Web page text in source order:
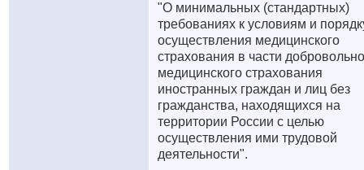
"О минимальных (стандартных)
требованиях к условиям и
осуществления медицинского
страхования в части
медицинского страхования
иностранных граждан и лиц без
гражданства, находящихся на
территории России с целью
осуществления ими трудовой
деятельности".